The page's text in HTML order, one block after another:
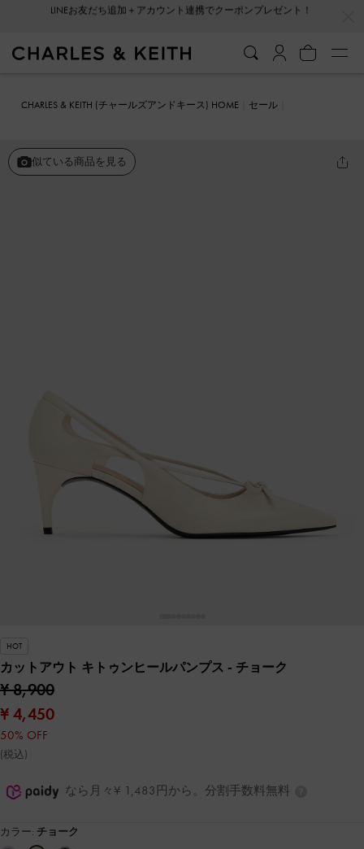
会員登録＋ニュースレター登録で10%OFFクーポンプレゼント！
CHARLES & KEITH (チャールズアンドキース) HOME
セール
似ている商品を見る
HOT
カットアウト キトゥンヒールパンプス - チョーク
¥ 8,900
¥ 4,450
50% OFF
(税込)
なら月々¥ 1,483円から。分割手数料無料
カラー: チョーク